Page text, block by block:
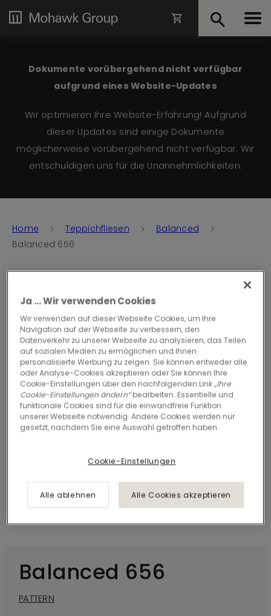
Dokumente vorübergehend nicht verfügbar
aufgrund eines Website-Updates
Wir optimieren Ihre Website-Erfahrung! Aufgrund
dieser Updates sind einige Dokumente
möglicherweise vorübergehend nicht verfügbar. Wir
entschuldigen uns für die Unannehmlichkeiten.
Home Teppichfliesen
Balanced
Balanced 656
Balanced 656
PATTERN
Ja ... Wir verwenden Cookies
Wir verwenden auf dieser Webseite Cookies, um Ihre
Navigation auf der Webseite zu verbessern, den
Datenverkehr zu unserer Webseite zu analysieren, das Teilen
auf sozialen Medien zu ermöglichen und Ihnen
personalisierte Werbung zu zeigen. Sie können entweder alle
oder Analyse-Cookies akzeptieren oder Sie können Ihre
Cookie-Einstellungen über den nachfolgenden Link„Ihre
Cookie-Einstellungen ändern“bearbeiten. Essentielle und
funktionale Cookies sind für die einwandfreie Funktion
unserer Webseite notwendig. Andere Cookies werden nur
gesetzt, nachdem Sie eine Auswahl getroffen haben.
Cookie-Einstellungen
Alle ablehnen Alle Cookies akzeptieren